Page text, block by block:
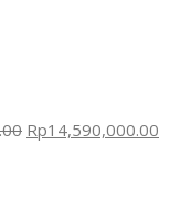
Rp14,590,000.00